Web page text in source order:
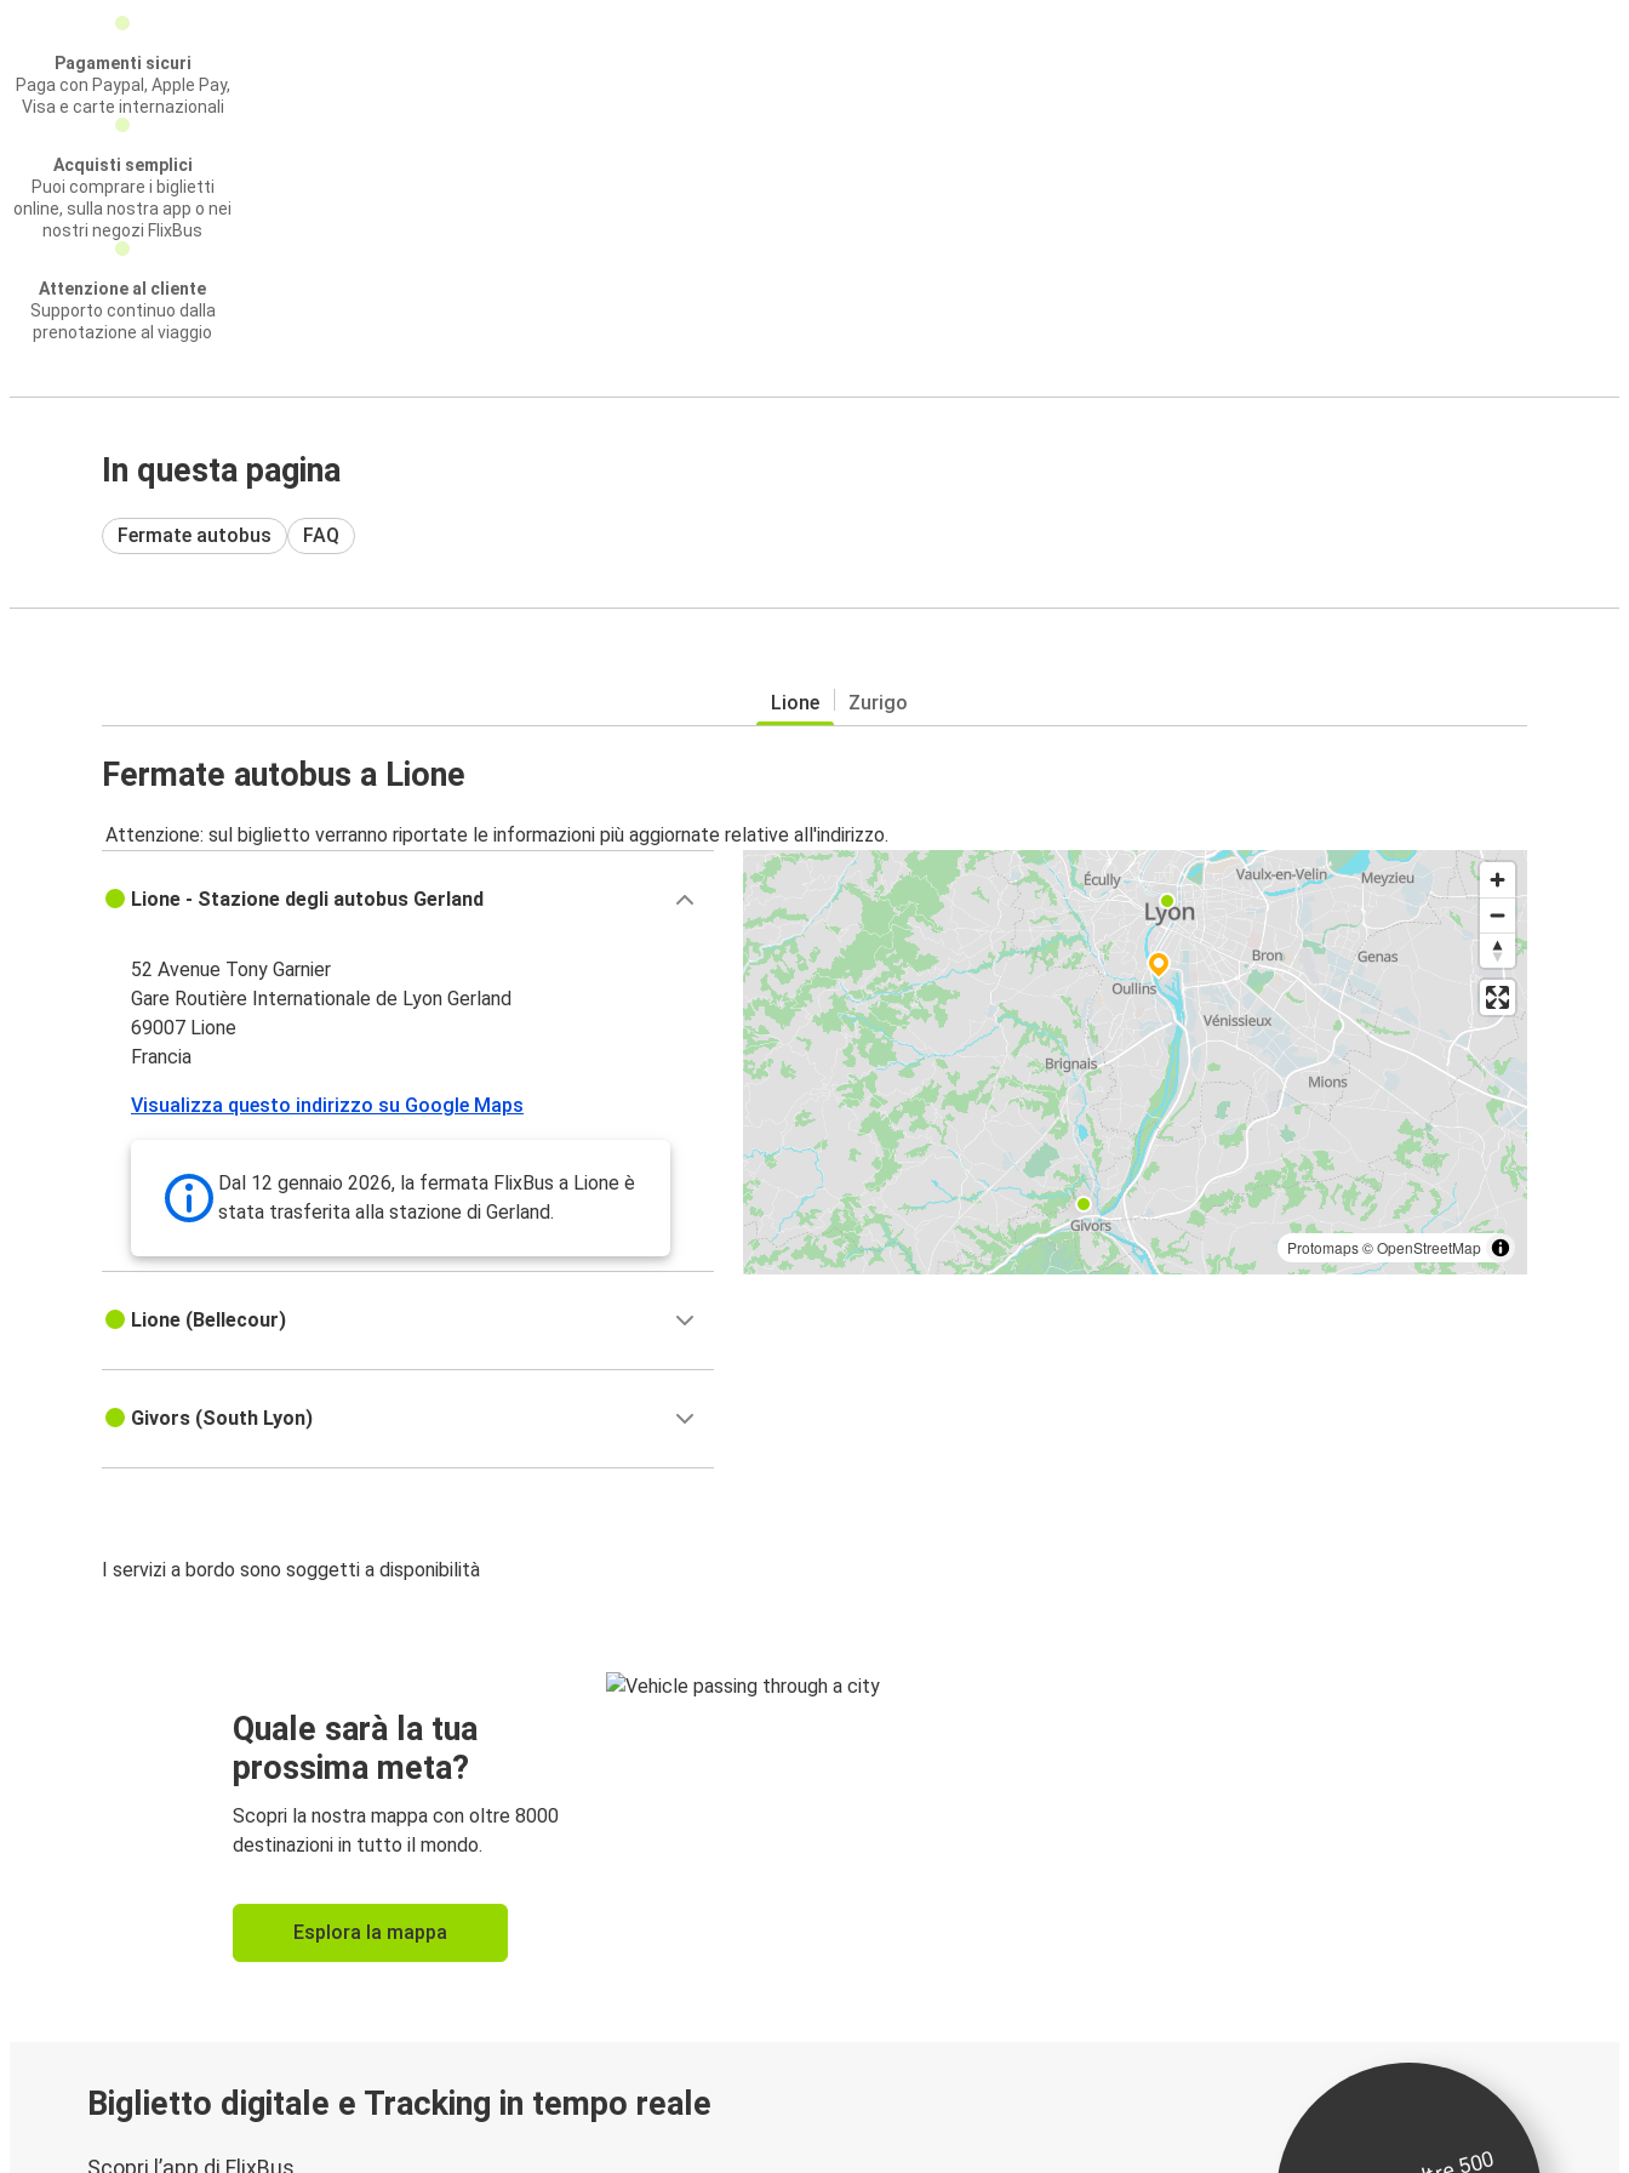
Pagamenti sicuri
Paga con Paypal, Apple Pay,
Visa e carte internazionali
Acquisti semplici
Puoi comprare i biglietti
online, sulla nostra app o nei
nostri negozi FlixBus
Attenzione al cliente
Supporto continuo dalla
prenotazione al viaggio
In questa pagina
Fermate autobus FAQ
Lione Zurigo
Fermate autobus a Lione
Attenzione: sul biglietto verranno riportate le informazioni più aggiornate relative all'indirizzo.
Protomaps©OpenStreetMap
Lione - Stazione degli autobus Gerland
52 Avenue Tony Garnier
Gare Routière Internationale de Lyon Gerland
69007 Lione
Francia
Visualizza questo indirizzo su Google Maps
Dal 12 gennaio 2026, la fermata FlixBus a Lione è
stata trasferita alla stazione di Gerland.
Lione (Bellecour)
Givors (South Lyon)
I servizi a bordo sono soggetti a disponibilità
Quale sarà la tua
prossima meta?
Scopri la nostra mappa con oltre 8000
destinazioni in tutto il mondo.
Esplora la mappa
Biglietto digitale e Tracking in tempo reale